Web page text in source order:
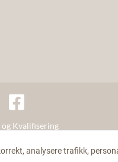
Kvalifisering
analysere trafikk,